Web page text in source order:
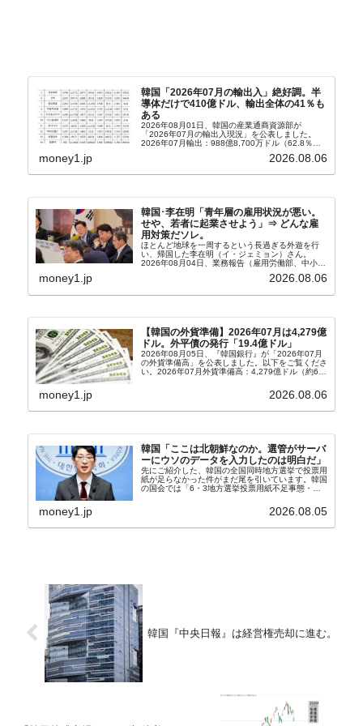
韓国「2026年07月の輸出入」絶好調。半
導体だけで410億ドル、輸出全体の41％も
ある
2026年08月01日、韓国の産業通商資源部が
「2026年07月の輸出入現況」を公表しました。
2026年07月輸出：988億8,700万ドル（62.8％）
money1.jp 2026.08.06
韓国･李在明「青年層の雇用状況が悪い。
せや、若者に起業させよう」⇒ どんな雇
用対策だソレ。
ほとんど地球を一周するという長過ぎる外遊を行
い、帰国した李在明（イ・ジェミョン）さん。
2026年08月04日、業務報告（雇用労働部、中小ベ
上、韓国大統領に成りおおせた李在明（イ・ジェミ
money1.jp 2026.08.06
【韓国の外貨準備】2026年07月は4,279億
ドル。外平債の発行「19.4億ドル」
2026年08月05日、『韓国銀行』が「2026年07月
の外貨準備高」を公表しました。以下をご覧くださ
い。2026年07月外貨準備高：4,279億ドル（約67
money1.jp 2026.08.06
韓国「ここは北朝鮮なのか。選管がサーバ
ーにウソのデータを入力したのは明白だ」
先にご紹介した、韓国の全国同時地方選挙で投票用
紙が足らなかった件がまだ尾を引いています。韓国
の国会では「6・3地方選挙投票用紙不足事態・国
す。『国民の力』の朱晋佑（チュ・ジヌ）議員はそ
money1.jp 2026.08.05
韓国『中央日報』は経営権売却に進む。